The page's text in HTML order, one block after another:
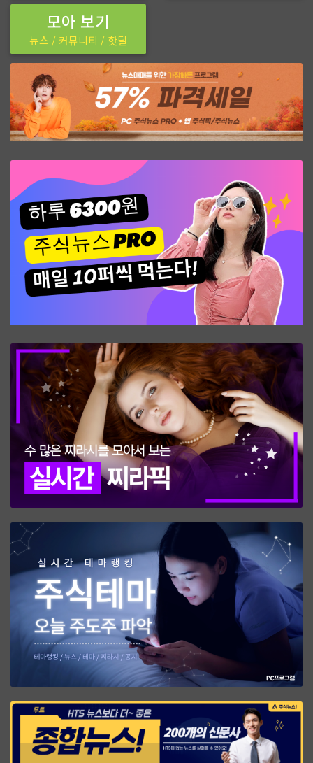
모아 보기
뉴스 / 커뮤니티 / 핫딜